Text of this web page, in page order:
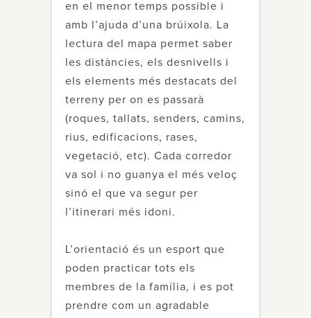
en el menor temps possible i
amb l’ajuda d’una brúixola. La
lectura del mapa permet saber
les distàncies, els desnivells i
els elements més destacats del
terreny per on es passarà
(roques, tallats, senders, camins,
rius, edificacions, rases,
vegetació, etc). Cada corredor
va sol i no guanya el més veloç
sinó el que va segur per
l’itinerari més idoni.
L’orientació és un esport que
poden practicar tots els
membres de la família, i es pot
prendre com un agradable